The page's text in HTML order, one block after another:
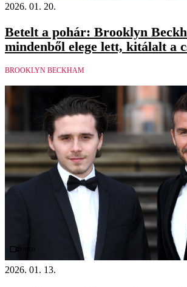
2026. 01. 20.
Betelt a pohár: Brooklyn
mindenből elege lett, kitálalt a
BROOKLYN BECKHAM
Videó
2026. 01. 13.